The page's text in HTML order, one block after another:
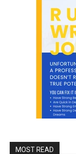
MOST READ